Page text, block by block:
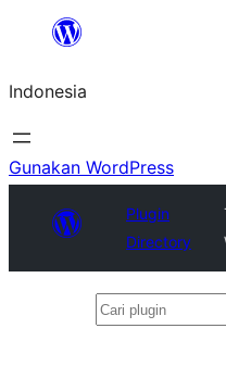
Lewati
konten
Indonesia
Gunakan WordPress
Plugin
Directory
Cari